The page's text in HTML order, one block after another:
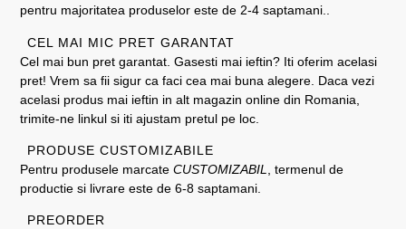
pentru majoritatea produselor este de 2-4 saptamani..
CEL MAI MIC PRET GARANTAT
Cel mai bun pret garantat. Gasesti mai ieftin? Iti oferim acelasi
pret! Vrem sa fii sigur ca faci cea mai buna alegere. Daca vezi
acelasi produs mai ieftin in alt magazin online din Romania,
trimite-ne linkul si iti ajustam pretul pe loc.
PRODUSE CUSTOMIZABILE
Pentru produsele marcate CUSTOMIZABIL
, termenul de
productie si livrare este de 6-8 saptamani.
PREORDER